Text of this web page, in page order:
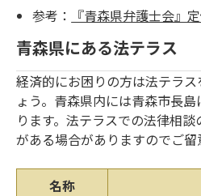
参考：
『青森県弁護士会』
青森県にある法テラス
経済的にお困りの方は法テラ
ょう。青森県内には青森市長
ります。法テラスでの法律相
がある場合がありますのでご留
名称